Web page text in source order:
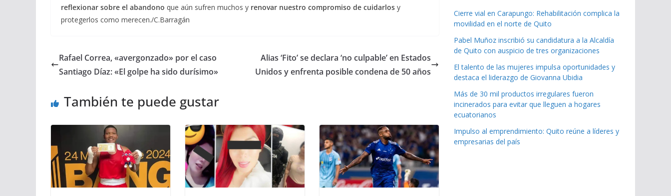
reflexionar sobre el abandono que aún sufren muchos y renovar nuestro compromiso de cuidarlos y
protegerlos como merecen./C.Barragán
Rafael Correa, «avergonzado» por el caso
Santiago Díaz: «El golpe ha sido durísimo»
Alias ‘Fito’ se declara ‘no culpable’ en Estados
Unidos y enfrenta posible condena de 50 años
También te puede gustar
Cierre vial en Carapungo: Rehabilitación complica la
movilidad en el norte de Quito
Pabel Muñoz inscribió su candidatura a la Alcaldía
de Quito con auspicio de tres organizaciones
El talento de las mujeres impulsa oportunidades y
destaca el liderazgo de Giovanna Ubidia
Más de 30 mil productos irregulares fueron
incinerados para evitar que lleguen a hogares
ecuatorianos
Impulso al emprendimiento: Quito reúne a líderes y
empresarias del país